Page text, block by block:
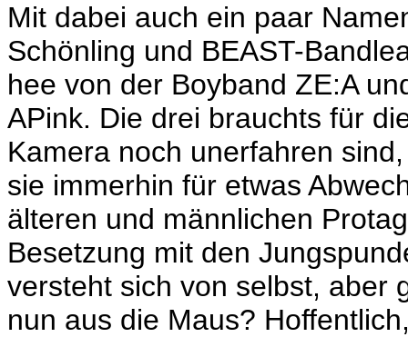
Mit dabei auch ein paar
Schönling und BEAST-
hee von der Boyband ZE:A
APink. Die drei brauchts für
Kamera noch unerfahren
sie immerhin für etwas
älteren und männlichen
Besetzung mit den
versteht sich von selbst, aber
nun aus die Maus?